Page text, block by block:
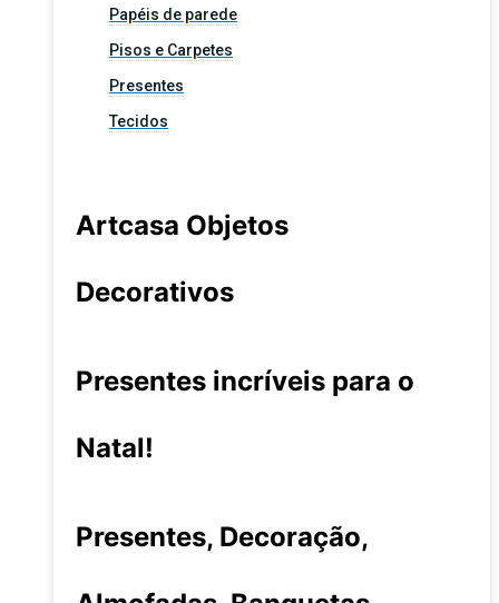
Papéis de parede
Pisos e Carpetes
Presentes
Tecidos
Artcasa Objetos
Decorativos
Presentes incríveis para o
Natal!
Presentes, Decoração,